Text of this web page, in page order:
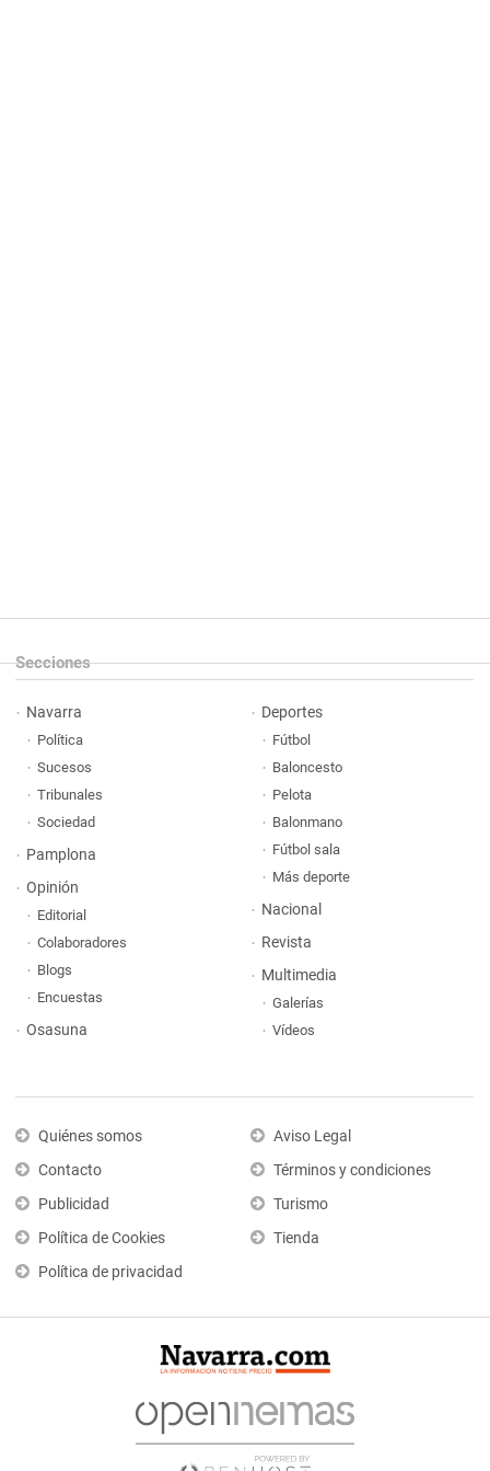
Secciones
Navarra
Política
Sucesos
Tribunales
Sociedad
Pamplona
Opinión
Editorial
Colaboradores
Blogs
Encuestas
Osasuna
Deportes
Fútbol
Baloncesto
Pelota
Balonmano
Fútbol sala
Más deporte
Nacional
Revista
Multimedia
Galerías
Vídeos
Quiénes somos
Contacto
Publicidad
Política de Cookies
Política de privacidad
Aviso Legal
Términos y condiciones
Turismo
Tienda